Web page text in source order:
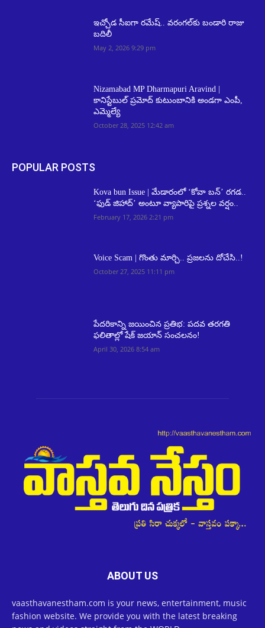
ఇచ్చోడ సీఐగా రమేష్.. వరంగల్‌కు బండారి రాజు
బదిలీ
May 2, 2026 9:29 pm
Nizamabad MP Dharmapuri Aravind |
కానిస్టేబుల్ ప్రమోద్ కుటుంబానికి అండగా ఎంపీ,
ఎమ్మెల్యే
October 28, 2025 12:42 am
POPULAR POSTS
Kova bun Issue | మేడారంలో ‘కోవా బన్’ రగడ..
‘ఫుడ్ జిహాద్’ అంటూ వ్యాపారిపై ప్రశ్నల వర్షం..
February 17, 2026 2:21 pm
Voice Scam | గొంతు మార్చి.. ప్రజలను దోచేసి..!
October 27, 2025 11:11 pm
పేదరికాన్ని జయించిన ప్రతిభ: పదవ తరగతి
ఫలితాల్లో షేక్ జయాన్ సంచలనం!
April 30, 2026 8:54 am
ABOUT US
vaasthavanestham.com is your news, entertainment, music
fashion website. We provide you with the latest breaking